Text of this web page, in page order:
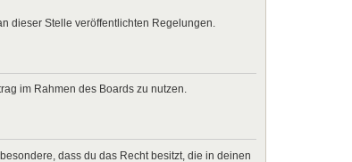
dieser Stelle veröffentlichten Regelungen.
im Rahmen des Boards zu nutzen.
dass du das Recht besitzt, die in deinen